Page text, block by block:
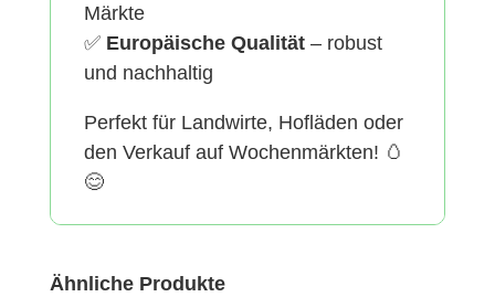
Märkte
✅ Europäische Qualität– robust
und nachhaltig
Perfekt für Landwirte, Hofläden oder
den Verkauf auf Wochenmärkten! 🥚
😊
Ähnliche Produkte